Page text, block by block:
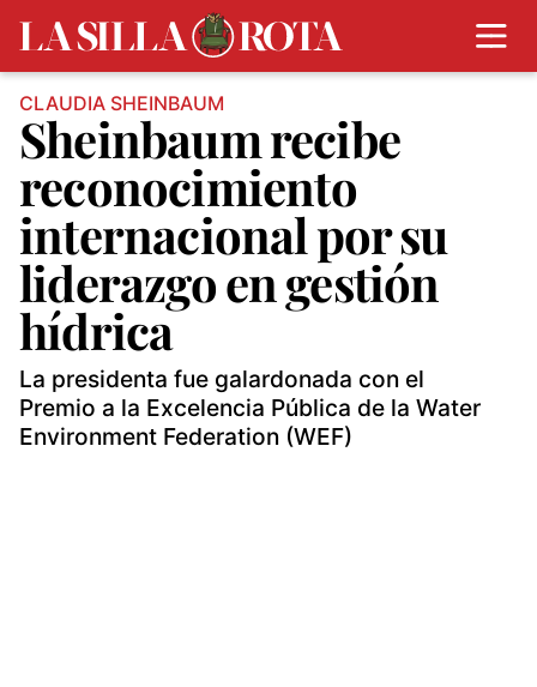
CLAUDIA SHEINBAUM
Sheinbaum recibe
reconocimiento
internacional por su
liderazgo en gestión
hídrica
La presidenta fue galardonada con el
Premio a la Excelencia Pública de la Water
Environment Federation (WEF)